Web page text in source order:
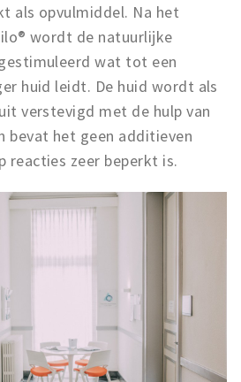
als opvulmiddel. Na het
wordt de natuurlijke
wat tot een
huid leidt. De huid wordt als
verstevigd met de hulp van
bevat het geen additieven
reacties zeer beperkt is.